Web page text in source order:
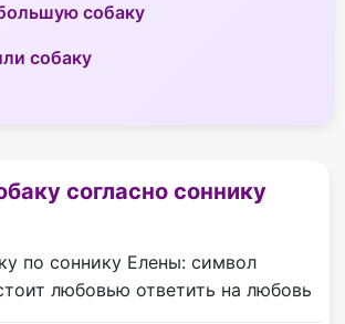
собаку
собаку
согласно соннику
по соннику Елены: символ
любовью ответить на любовь